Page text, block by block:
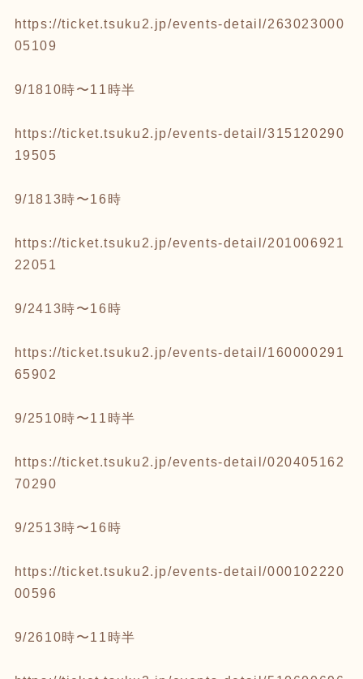
https://ticket.tsuku2.jp/events-detail/263023000
05109
9/1810時〜11時半
https://ticket.tsuku2.jp/events-detail/315120290
19505
9/1813時〜16時
https://ticket.tsuku2.jp/events-detail/201006921
22051
9/2413時〜16時
https://ticket.tsuku2.jp/events-detail/160000291
65902
9/2510時〜11時半
https://ticket.tsuku2.jp/events-detail/020405162
70290
9/2513時〜16時
https://ticket.tsuku2.jp/events-detail/000102220
00596
9/2610時〜11時半